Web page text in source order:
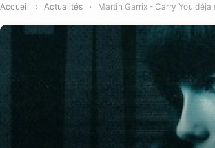
Accueil › Actualités › Martin Garrix - Carry You déja